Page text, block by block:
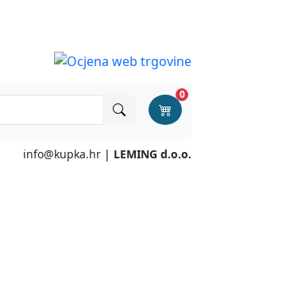
0
info@kupka.hr | LEMING d.o.o.